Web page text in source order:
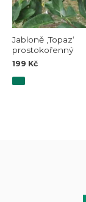
Jabloně ‚Topaz‘
prostokořenný
199 Kč